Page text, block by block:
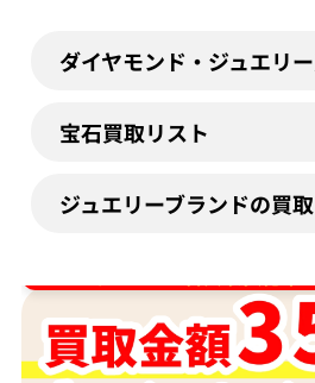
ダイヤモンド・ジュエリ
宝石買取リスト
ジュエリーブランドの買